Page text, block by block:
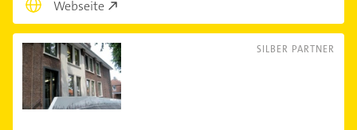
Webseite
SILBER PARTNER